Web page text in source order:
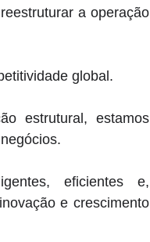
a operação
global.
estrutural, estamos
eficientes e,
e crescimento